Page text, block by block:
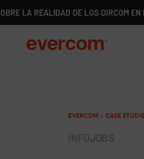
DE LOS DIRCOM EN ESPAÑA
EVERCOM >CASE